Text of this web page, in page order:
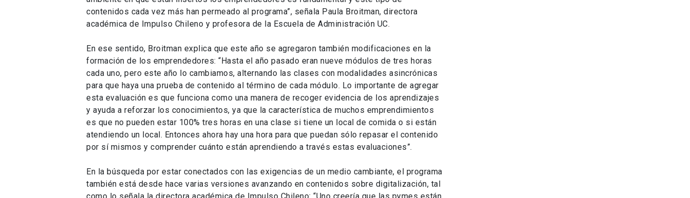
contenidos cada vez más han permeado al programa”, señala Paula Broitman, directora
académica de Impulso Chileno y profesora de la Escuela de Administración UC.
En ese sentido, Broitman explica que este año se agregaron también modificaciones en la
formación de los emprendedores: “Hasta el año pasado eran nueve módulos de tres horas
cada uno, pero este año lo cambiamos, alternando las clases con modalidades asincrónicas
para que haya una prueba de contenido al término de cada módulo. Lo importante de agregar
esta evaluación es que funciona como una manera de recoger evidencia de los aprendizajes
y ayuda a reforzar los conocimientos, ya que la característica de muchos emprendimientos
es que no pueden estar 100% tres horas en una clase si tiene un local de comida o si están
atendiendo un local. Entonces ahora hay una hora para que puedan sólo repasar el contenido
por sí mismos y comprender cuánto están aprendiendo a través estas evaluaciones”.
En la búsqueda por estar conectados con las exigencias de un medio cambiante, el programa
también está desde hace varias versiones avanzando en contenidos sobre digitalización, tal
como lo señala la directora académica de Impulso Chileno: “Uno creería que las pymes están